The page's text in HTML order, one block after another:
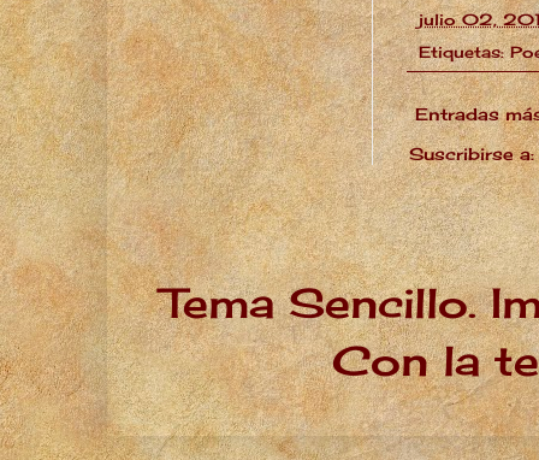
julio 02,
Etiquetas:
Entradas
Suscribirse a:
Tema Sencillo.
Con la